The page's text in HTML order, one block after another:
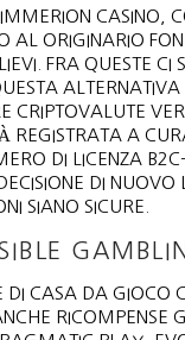
CASINO,
ORIGINARIO
FRA QUESTE
ALTERNATIVA
CRIPTOVALUTE
A
DI LICENZA
DI
SIANO SICURE.
DI CASA DA GIOCO